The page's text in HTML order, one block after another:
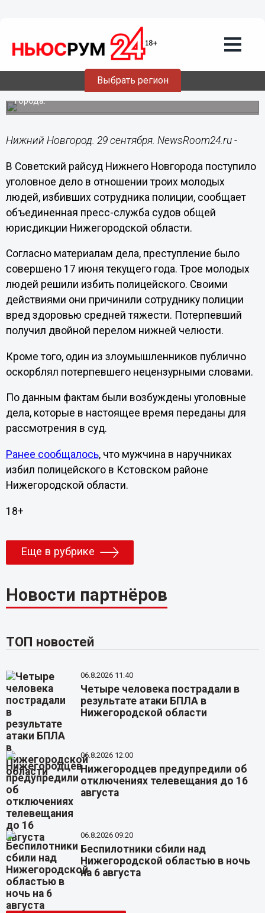
Выбрать регион
Сломавших челюсть полицейскому
троих мужчин осудят в Нижнем
Новгороде
Преступление было совершено в Советском районе
города.
Нижний Новгород. 29 сентября. NewsRoom24.ru -
В Советский райсуд Нижнего Новгорода поступило
уголовное дело в отношении троих молодых
людей, избивших сотрудника полиции, сообщает
объединенная пресс-служба судов общей
юрисдикции Нижегородской области.
Согласно материалам дела, преступление было
совершено 17 июня текущего года. Трое молодых
людей решили избить полицейского. Своими
действиями они причинили сотруднику полиции
вред здоровью средней тяжести. Потерпевший
получил двойной перелом нижней челюсти.
Кроме того, один из злоумышленников публично
оскорблял потерпевшего нецензурными словами.
По данным фактам были возбуждены уголовные
дела, которые в настоящее время переданы для
рассмотрения в суд.
Ранее сообщалось, что мужчина в наручниках
избил полицейского в Кстовском районе
Нижегородской области.
18+
Еще в рубрике
Новости партнёров
ТОП новостей
06.8.2026 11:40
Четыре человека пострадали в
результате атаки БПЛА в
Нижегородской области
06.8.2026 12:00
Нижегородцев предупредили об
отключениях телевещания до 16
августа
06.8.2026 09:20
Беспилотники сбили над
Нижегородской областью в ночь
на 6 августа